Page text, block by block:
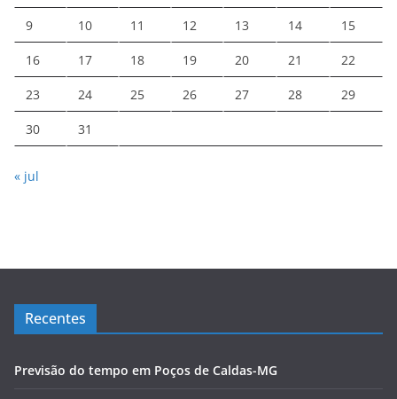
9 10 11 12 13 14 15
16 17 18 19 20 21 22
23 24 25 26 27 28 29
30 31
« jul
Recentes
Previsão do tempo em Poços de Caldas-MG